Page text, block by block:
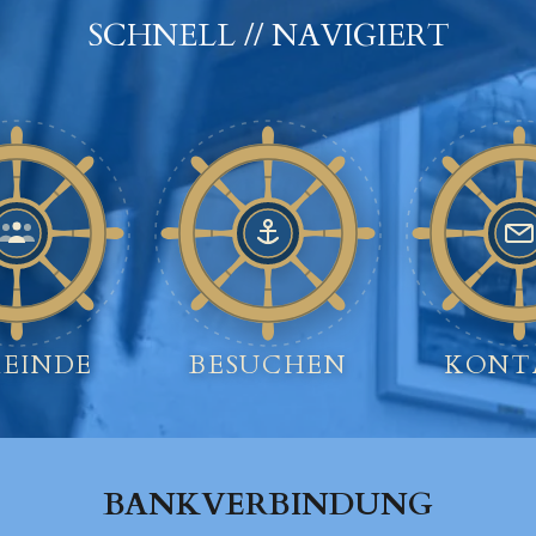
SCHNELL // NAVIGIERT
BESUCHEN
BANKVERBINDUNG